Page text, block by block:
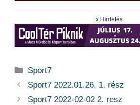
x Hirdetés
Kategória
Sport7
Sport7 2022.01.26. 1. rész
Sport7 2022-02-02 2. resz